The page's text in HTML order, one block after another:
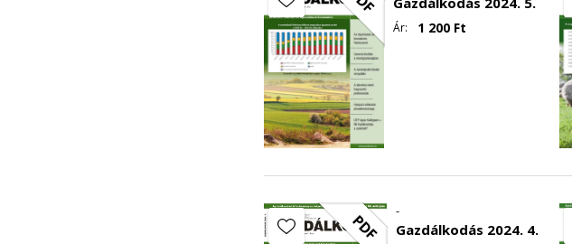
Ár: 1 200Ft
PDF -
Gazdálkodás 2024. 4.